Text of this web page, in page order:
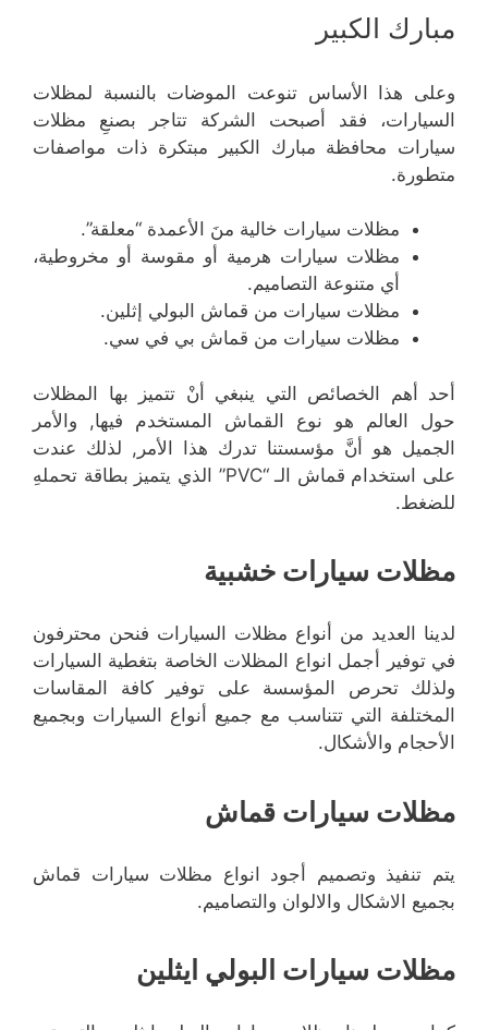
مبارك الكبير
وعلى هذا الأساس تنوعت الموضات بالنسبة لمظلات
السيارات، فقد أصبحت الشركة تتاجر بصنعِ مظلات
سيارات محافظة مبارك الكبير مبتكرة ذات مواصفات
متطورة.
مظلات سيارات خالية منَ الأعمدة “معلقة”.
مظلات سيارات هرمية أو مقوسة أو مخروطية،
أي متنوعة التصاميم.
مظلات سيارات من قماش البولي إثلين.
مظلات سيارات من قماش بي في سي.
أحد أهم الخصائص التي ينبغي أنْ تتميز بها المظلات
حول العالم هو نوع القماش المستخدم فيها, والأمر
الجميل هو أنَّ مؤسستنا تدرك هذا الأمر, لذلك عندت
على استخدام قماش الـ “PVC” الذي يتميز بطاقة تحملهِ
للضغط.
مظلات سيارات خشبية
لدينا العديد من أنواع مظلات السيارات فنحن محترفون
في توفير أجمل انواع المظلات الخاصة بتغطية السيارات
ولذلك تحرص المؤسسة على توفير كافة المقاسات
المختلفة التي تتناسب مع جميع أنواع السيارات وبجميع
الأحجام والأشكال.
مظلات سيارات قماش
يتم تنفيذ وتصميم أجود انواع مظلات سيارات قماش
بجميع الاشكال والالوان والتصاميم.
مظلات سيارات البولي ايثلين